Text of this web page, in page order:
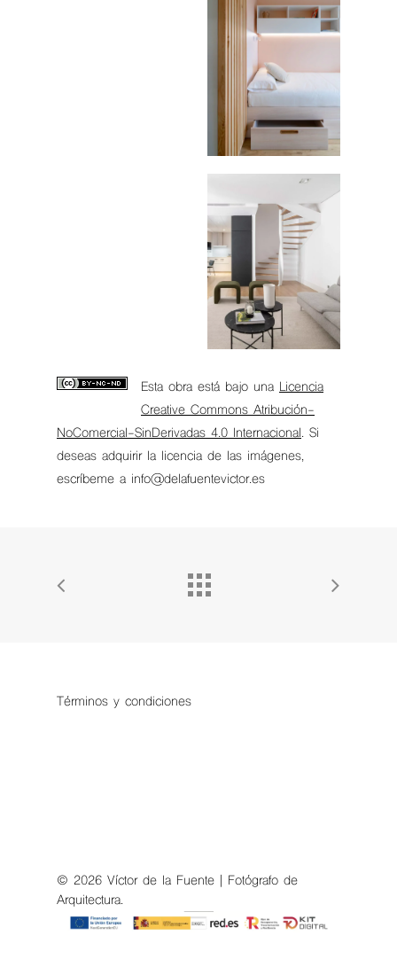
Esta obra está bajo una Licencia
Creative Commons Atribución-
NoComercial-SinDerivadas 4.0 Internacional. Si
deseas adquirir la licencia de las imágenes,
escríbeme a info@delafuentevictor.es
Términos y condiciones
© 2026 Víctor de la Fuente | Fotógrafo de
Arquitectura.